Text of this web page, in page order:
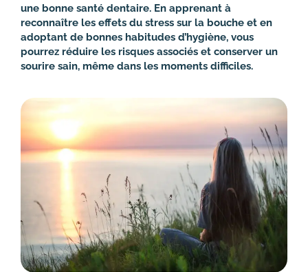
une bonne santé dentaire. En apprenant à
reconnaître les effets du stress sur la bouche et en
adoptant de bonnes habitudes d’hygiène, vous
pourrez réduire les risques associés et conserver un
sourire sain, même dans les moments difficiles.